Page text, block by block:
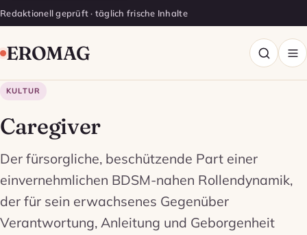
Redaktionell geprüft · täglich frische Inhalte
EROMAG
KULTUR
Caregiver
Der fürsorgliche, beschützende Part einer
einvernehmlichen BDSM-nahen Rollendynamik,
der für sein erwachsenes Gegenüber
Verantwortung, Anleitung und Geborgenheit